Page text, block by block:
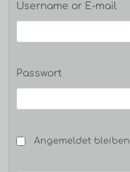
Username or E-mail
Passwort
Angemeldet bleiben